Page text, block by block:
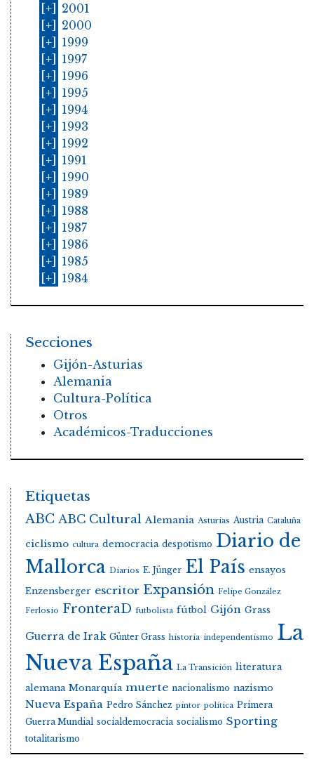
[+]
2001
[+]
2000
[+]
1999
[+]
1997
[+]
1996
[+]
1995
[+]
1994
[+]
1993
[+]
1992
[+]
1991
[+]
1990
[+]
1989
[+]
1988
[+]
1987
[+]
1986
[+]
1985
[+]
1984
Secciones
Gijón-Asturias
Alemania
Cultura-Política
Otros
Académicos-Traducciones
Etiquetas
ABC ABC Cultural Alemania Asturias Austria Cataluña
ciclismo cultura democracia despotismo Diario de
Mallorca Diarios E. Jünger El País ensayos
Enzensberger escritor Expansión Felipe González
Ferlosio FronteraD futbolista fútbol Gijón Grass
Guerra de Irak Günter Grass historia independentismo La
Nueva España La Transición literatura
alemana Monarquía muerte nacionalismo nazismo
Nueva España Pedro Sánchez pintor política Primera
Guerra Mundial socialdemocracia socialismo Sporting
totalitarismo